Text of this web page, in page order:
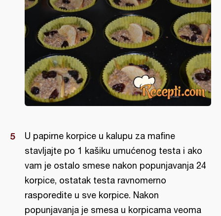
U papirne korpice u kalupu za mafine
stavljajte po 1 kašiku umućenog testa i ako
vam je ostalo smese nakon popunjavanja 24
korpice, ostatak testa ravnomerno
rasporedite u sve korpice. Nakon
popunjavanja je smesa u korpicama veoma